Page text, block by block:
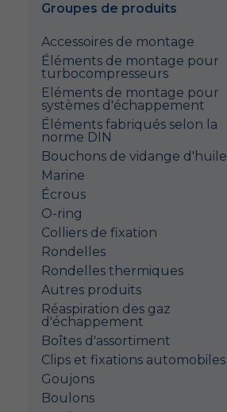
Groupes de produits
Accessoires de montage
Éléments de montage pour
turbocompresseurs
Eléments de montage pour
systèmes d'échappement
Éléments fabriqués selon la
norme DIN
Bouchons de vidange d'huile
Marine
Écrous
O-ring
Colliers de fixation
Rondelles
Rondelles thermiques
Autres produits
Réaspiration des gaz
d'échappement
Boîtes d'assortiment
Clips et fixations automobiles
Goujons
Boulons